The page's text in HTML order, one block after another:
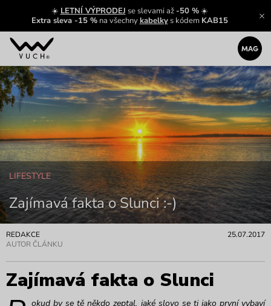
☀️ LETNÍ VÝPRODEJ se slevami až -50 %☀️
Extra sleva -15 %na všechnykabelkys kódem KAB15
LIFESTYLE
Zajímavá fakta o Slunci :-)
25.07.2017
REDAKCE
AUTOR ČLÁNKU
Zajímavá fakta o Slunci
okud by se tě někdo zeptal, jaké slovo se ti jako první vybaví